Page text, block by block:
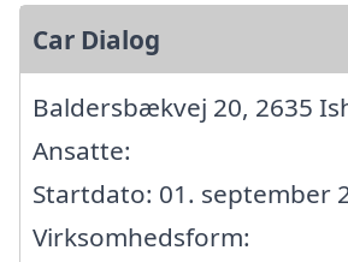
Car Dialog
Baldersbækvej 20, 2635
Ansatte:
Startdato: 01. september
Virksomhedsform: